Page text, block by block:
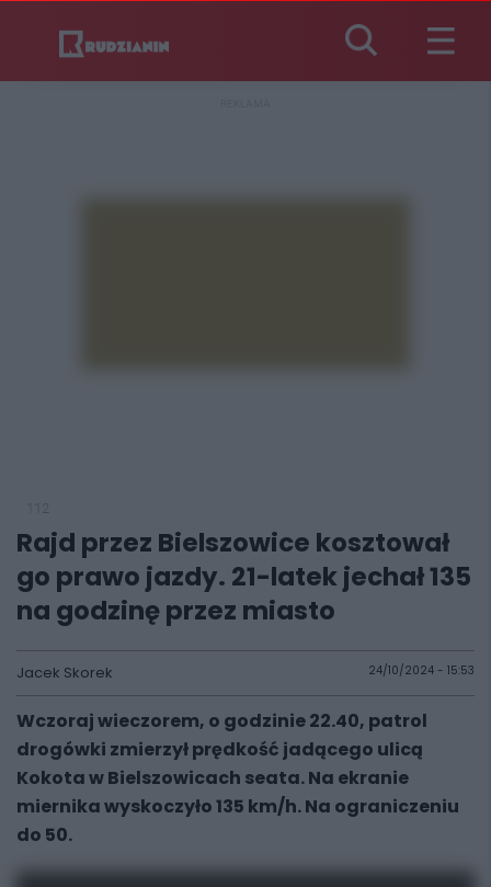
Rajd przez Bielszowice kosztował
go prawo jazdy. 21-latek jechał 135
na godzinę przez miasto
Jacek Skorek 24/10/2024 - 15:53
Wczoraj wieczorem, o godzinie 22.40, patrol
drogówki zmierzył prędkość jadącego ulicą
Kokota w Bielszowicach seata. Na ekranie
miernika wyskoczyło 135 km/h. Na ograniczeniu
do 50.